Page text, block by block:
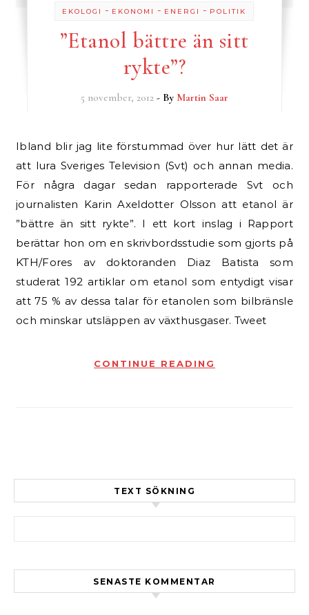
EKOLOGI - EKONOMI - ENERGI - POLITIK
”Etanol bättre än sitt
rykte”?
5 november, 2012 - By Martin Saar
Ibland blir jag lite förstummad över hur lätt det är
att lura Sveriges Television (Svt) och annan media.
För några dagar sedan rapporterade Svt och
journalisten Karin Axeldotter Olsson att etanol är
”bättre än sitt rykte”. I ett kort inslag i Rapport
berättar hon om en skrivbordsstudie som gjorts på
KTH/Fores av doktoranden Diaz Batista som
studerat 192 artiklar om etanol som entydigt visar
att 75 % av dessa talar för etanolen som bilbränsle
och minskar utsläppen av växthusgaser. Tweet
CONTINUE READING
TEXT SÖKNING
SENASTE KOMMENTAR